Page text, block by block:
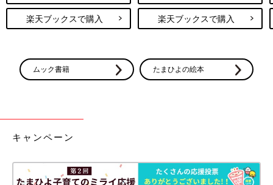
楽天ブックスで購入 楽天ブックスで購入
ムック書籍 たまひよの絵本
キャンペーン